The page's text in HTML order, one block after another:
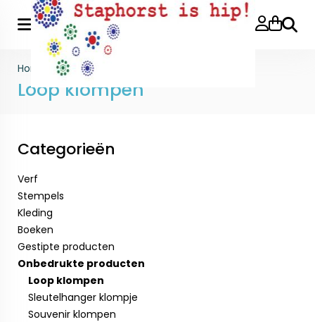
Home >Onbedrukte producten
Loop klompen
Categorieën
Verf
Stempels
Kleding
Boeken
Gestipte producten
Onbedrukte producten
Loop klompen
Sleutelhanger klompje
Souvenir klompen